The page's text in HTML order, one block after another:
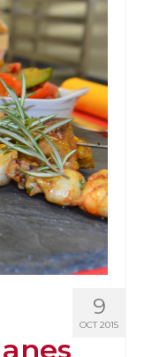
9
OCT 2015